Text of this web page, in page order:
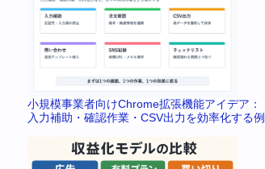
小規模事業者向けChrome拡張機能アイデア：
入力補助・確認作業・CSV出力を効率化する例